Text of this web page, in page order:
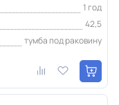
1 год
42,5
тумба под раковину